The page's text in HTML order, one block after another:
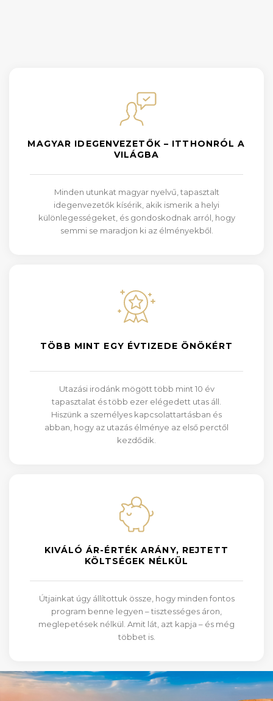
MAGYAR IDEGENVEZETŐK – ITTHONRÓL A
VILÁGBA
Minden utunkat magyar nyelvű, tapasztalt
idegenvezetők kísérik, akik ismerik a helyi
különlegességeket, és gondoskodnak arról, hogy
semmi se maradjon ki az élményekből.
TÖBB MINT EGY ÉVTIZEDE ÖNÖKÉRT
Utazási irodánk mögött több mint 10 év
tapasztalat és több ezer elégedett utas áll.
Hiszünk a személyes kapcsolattartásban és
abban, hogy az utazás élménye az első perctől
kezdődik.
KIVÁLÓ ÁR-ÉRTÉK ARÁNY, REJTETT
KÖLTSÉGEK NÉLKÜL
Útjainkat úgy állítottuk össze, hogy minden fontos
program benne legyen – tisztességes áron,
meglepetések nélkül. Amit lát, azt kapja – és még
többet is.